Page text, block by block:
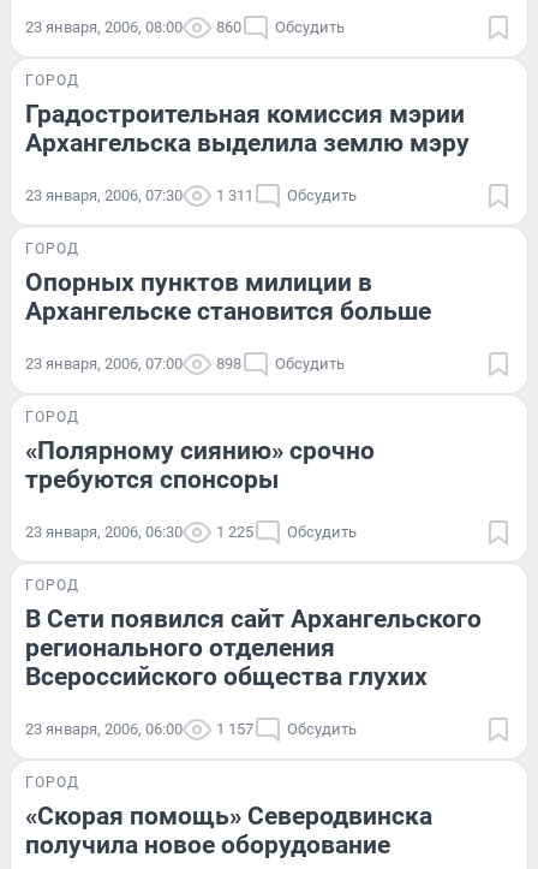
23 января, 2006, 08:00 860 Обсудить
ГОРОД
Градостроительная комиссия мэрии
Архангельска выделила землю мэру
23 января, 2006, 07:30 1 311 Обсудить
ГОРОД
Опорных пунктов милиции в
Архангельске становится больше
23 января, 2006, 07:00 898 Обсудить
ГОРОД
«Полярному сиянию» срочно
требуются спонсоры
23 января, 2006, 06:30 1 225 Обсудить
ГОРОД
В Сети появился сайт Архангельского
регионального отделения
Всероссийского общества глухих
23 января, 2006, 06:00 1 157 Обсудить
ГОРОД
«Скорая помощь» Северодвинска
получила новое оборудование